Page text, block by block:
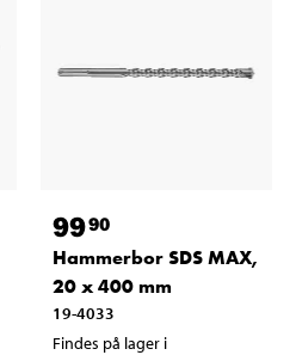
9990
Hammerbor SDS MAX,
20 x 400 mm
19-4033
Findes på lager i